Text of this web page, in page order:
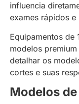
influencia
exames rápidos
Equipamentos de
modelos
detalhar os
cortes e suas
Modelos